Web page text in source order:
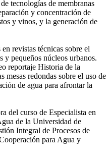
tecnologías de membranas
y concentración de
y vinos, y la generación de
revistas técnicas sobre el
y pequeños núcleos urbanos.
reportaje Historia de la
mesas redondas sobre el uso de
de agua para afrontar la
del curso de Especialista en
de la Universidad de
Integral de Procesos de
para Agua y